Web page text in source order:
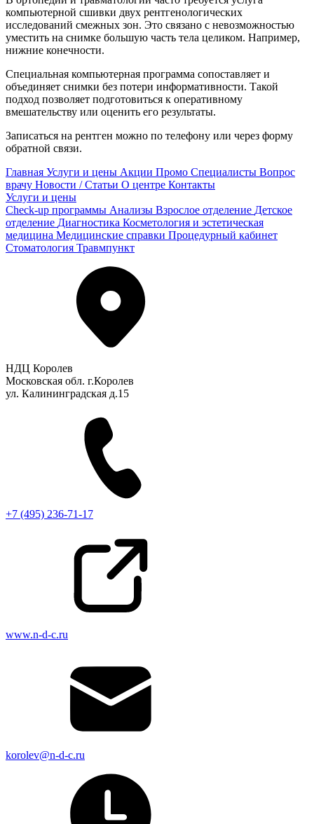
компьютерной сшивки двух рентгенологических
исследований смежных зон. Это связано с невозможностью
уместить на снимке большую часть тела целиком. Например,
нижние конечности.
Специальная компьютерная программа сопоставляет и
объединяет снимки без потери информативности. Такой
подход позволяет подготовиться к оперативному
вмешательству или оценить его результаты.
Записаться на рентген можно по телефону или через форму
обратной связи.
Главная Услуги и цены Акции Промо Специалисты Вопрос
врачу Новости / Статьи О центре Контакты
Услуги и цены
Check-up программы Анализы Взрослое отделение Детское
отделение Диагностика Косметология и эстетическая
медицина Медицинские справки Процедурный кабинет
Стоматология Травмпункт
НДЦ Королев
Московская обл. г.Королев
ул. Калининградская д.15
+7 (495) 236-71-17
www.n-d-c.ru
korolev@n-d-c.ru